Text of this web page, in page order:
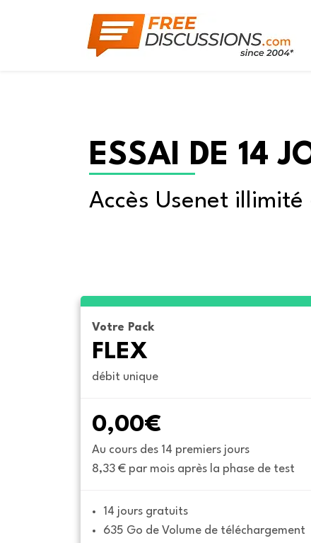
ESSAI DE 14
Accès Usenet
Votre Pack
FLEX
débit unique
0,00€
Au cours des 14 premiers jours
8,33 € par mois après la phase de test
14 jours gratuits
635 Go de Volume de téléchargement